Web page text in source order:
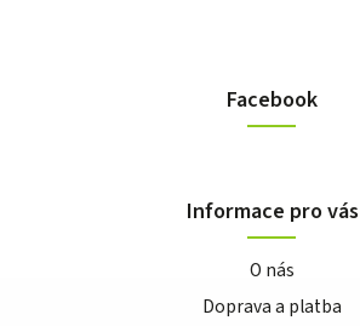
Facebook
Informace pro vás
O nás
Doprava a platba